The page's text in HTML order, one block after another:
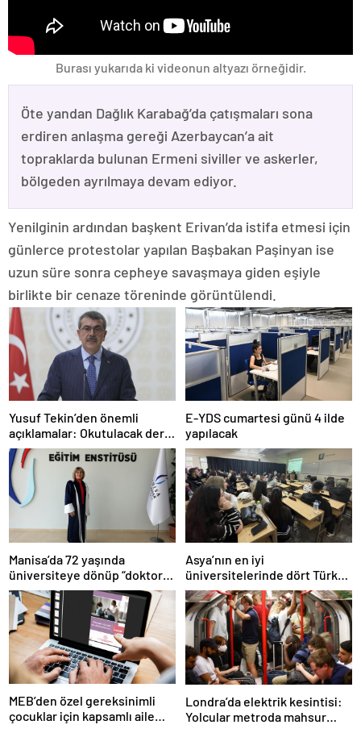
Burası yukarıda ki videonun altyazı örneğidir.
Öte yandan Dağlık Karabağ’da çatışmaları sona
erdiren anlaşma gereği Azerbaycan’a ait
topraklarda bulunan Ermeni siviller ve askerler,
bölgeden ayrılmaya devam ediyor.
Yenilginin ardından başkent Erivan’da istifa etmesi için
günlerce protestolar yapılan Başbakan Paşinyan ise
uzun süre sonra cepheye savaşmaya giden eşiyle
birlikte bir cenaze töreninde görüntülendi.
Yusuf Tekin’den önemli
açıklamalar: Okutulacak dersi
kalmamış öğretmene branş
değişikliği masada
E-YDS cumartesi günü 4 ilde
yapılacak
Manisa’da 72 yaşında
üniversiteye dönüp “doktor”
ünvanı aldı
Asya’nın en iyi
üniversitelerinde dört Türk
okulu ilk 100’de
MEB’den özel gereksinimli
çocuklar için kapsamlı aile
Londra’da elektrik kesintisi:
Yolcular metroda mahsur